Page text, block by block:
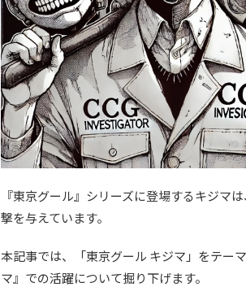
『東京グール』シリーズに登場するキジマ
撃を与えています。
本記事では、「東京グール キジマ」をテー
マ』での活躍について掘り下げます。